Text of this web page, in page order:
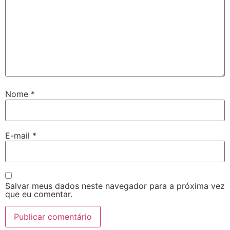
Nome *
E-mail *
Salvar meus dados neste navegador para a próxima vez
que eu comentar.